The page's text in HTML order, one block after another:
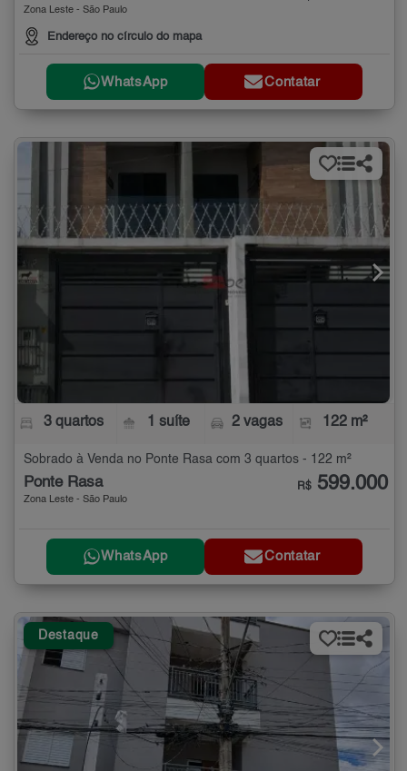
Zona Leste - São Paulo
Endereço no círculo do mapa
WhatsApp Contatar
3 quartos 1 suíte 2 vagas 122 m²
Sobrado à Venda no Ponte Rasa com 3 quartos - 122 m²
Ponte Rasa
Zona Leste - São Paulo
R$ 599.000
WhatsApp Contatar
Destaque